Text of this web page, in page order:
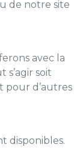
de notre site
avec la
s’agir soit
pour d’autres
disponibles.